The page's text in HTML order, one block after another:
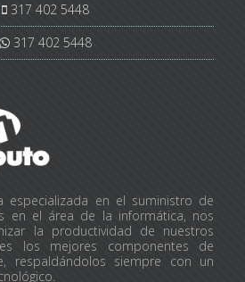
317 402 5448
317 402 5448
especializada en el suministro de
en el área de la informática, nos
la productividad de nuestros
los mejores componentes de
respaldándolos siempre con un